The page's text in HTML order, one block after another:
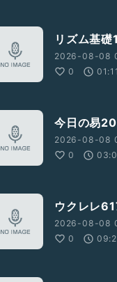
リズム基礎
2026-08-08
0
01:11
今日の易
2026-08-08
0
ウクレレ
2026-08-08
0